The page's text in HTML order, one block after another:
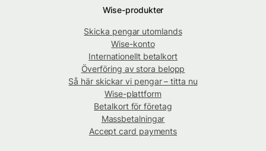
Wise-produkter
Skicka pengar utomlands
Wise-konto
Internationellt betalkort
Överföring av stora belopp
Så här skickar vi pengar – titta nu
Wise-plattform
Betalkort för företag
Massbetalningar
Accept card payments